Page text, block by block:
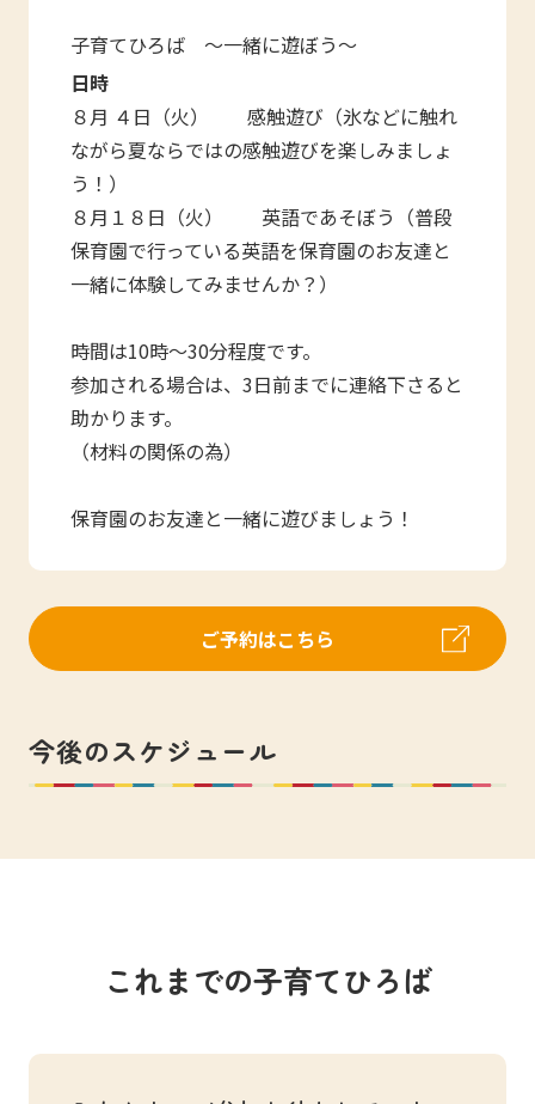
子育てひろば ～一緒に遊ぼう～
日時
８月 ４日（火） 感触遊び（氷などに触れ
ながら夏ならではの感触遊びを楽しみましょ
う！）
８月１８日（火） 英語であそぼう（普段
保育園で行っている英語を保育園のお友達と
一緒に体験してみませんか？）
時間は10時～30分程度です。
参加される場合は、3日前までに連絡下さると
助かります。
（材料の関係の為）
保育園のお友達と一緒に遊びましょう！
ご予約はこちら
今後のスケジュール
これまでの子育てひろば